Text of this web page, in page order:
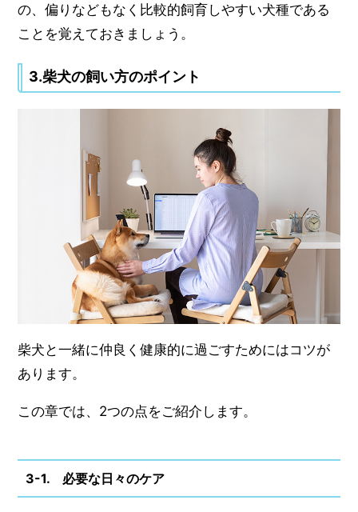
の、偏りなどもなく比較的飼育しやすい犬種である
ことを覚えておきましょう。
3.柴犬の飼い方のポイント
柴犬と一緒に仲良く健康的に過ごすためにはコツが
あります。
この章では、2つの点をご紹介します。
3-1. 必要な日々のケア